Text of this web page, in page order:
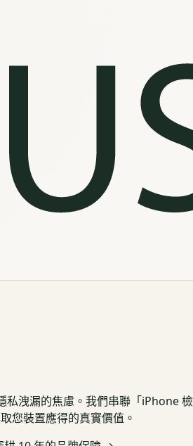
私洩漏的焦慮。我們串聯「iPhone
您裝置應得的真實價值。